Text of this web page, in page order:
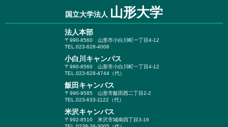
国立大学法人 山形大学
法人本部
〒990-8560 山形市小白川町一丁目4-12
TEL.023-628-4006
小白川キャンパス
〒990-8560 山形市小白川町一丁目4-12
TEL.023-628-4744（代）
飯田キャンパス
〒990-9585 山形市飯田西二丁目2-2
TEL.023-633-1122（代）
米沢キャンパス
〒992-8510 米沢市城南四丁目3-16